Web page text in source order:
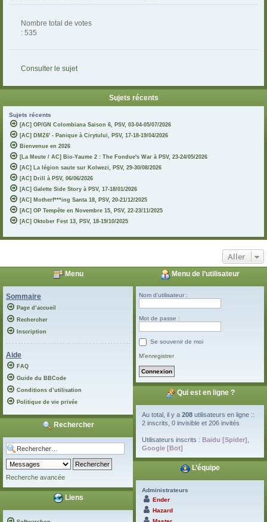
Nombre total de votes
: 535
Consulter le sujet
Sujets récents
Sujets récents
[AC] OP/GN Colombiana Saison 6, PSV, 03-04-05/07/2026
[AC] DMZ6' - Panique à Cirytului, PSV, 17-18-19/04/2026
Bienvenue en 2026
[La Meute / AC] Bio-Yaume 2 : The Fondue's War à PSV, 23-24/05/2026
[AC] La légion saute sur Kolwezi, PSV, 29-30/08/2026
[AC] Drill à PSV, 06/06/2026
[AC] Galette Side Story à PSV, 17-18/01/2026
[AC] Motherf***ing Santa 18, PSV, 20-21/12/2025
[AC] OP Tempête en Novembre 15, PSV, 22-23/11/2025
[AC] Oktober Fest 13, PSV, 18-19/10/2025
Aller
Menu
Sommaire
Page d’accueil
Rechercher
Inscription
Aide
FAQ
Guide du BBCode
Conditions d’utilisation
Politique de vie privée
Rechercher
Recherche avancée
Liens
Menu de l’utilisateur
Nom d’utilisateur :
Mot de passe :
Se souvenir de moi
M’enregistrer
Qui est en ligne ?
Au total, il y a208 utilisateurs en ligne ::
2 inscrits, 0 invisible et 206 invités
Utilisateurs inscrits :Baidu [Spider]
Google [Bot]
L’équipe
Administrateurs
Ender
Hazard